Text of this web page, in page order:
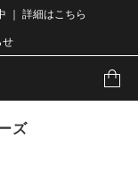
｜ 詳細はこちら
せ
ズ